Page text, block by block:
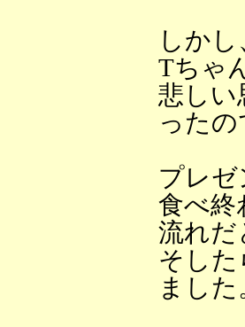
しか
Tちゃ
悲しい
った
プレ
食べ終
流れだ
そし
ました